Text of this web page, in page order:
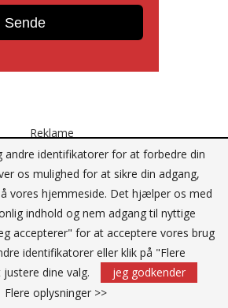
Reklame
andre identifikatorer for at forbedre din
os mulighed for at sikre din adgang,
vores hjemmeside. Det hjælper os med
indhold og nem adgang til nyttige
accepterer" for at acceptere vores brug
identifikatorer eller klik på "Flere
dine valg.
jeg godkender
Flere oplysninger >>